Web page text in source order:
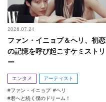
2026.07.24
ファン・イニョプ＆ヘリ、初恋
の記憶を呼び起こすケミストリ
ー
エンタメ アーティスト
ファン・イニョプ
ヘリ
君へと続く僕のドリーム！